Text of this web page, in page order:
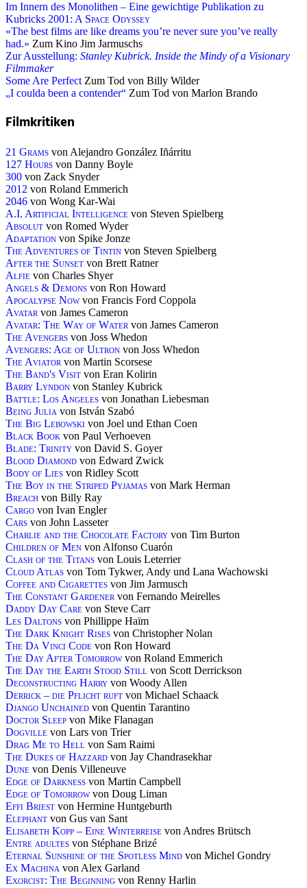
Im Innern des Monolithen – Eine gewichtige Publikation zu
Kubricks 2001: A Space Odyssey
«The best films are like dreams you’re never sure you’ve really
had.» Zum Kino Jim Jarmuschs
Zur Ausstellung: Stanley Kubrick. Inside the Mindy of a Visionary
Filmmaker
Some Are PerfectZum Tod von Billy Wilder
„I coulda been a contender“ Zum Tod von Marlon Brando
Filmkritiken
21 Grams von Alejandro González Iñárritu
127 Hours von Danny Boyle
300 von Zack Snyder
2012 von Roland Emmerich
2046 von Wong Kar-Wai
A.I. Artificial Intelligence von Steven Spielberg
Absolut von Romed Wyder
Adaptation von Spike Jonze
The Adventures of Tintin von Steven Spielberg
After the Sunset von Brett Ratner
Alfie von Charles Shyer
Angels & Demons von Ron Howard
Apocalypse Nowvon Francis Ford Coppola
Avatar von James Cameron
Avatar: The Way of Water von James Cameron
The Avengers von Joss Whedon
Avengers: Age of Ultron von Joss Whedon
The Aviator von Martin Scorsese
The Band's Visit von Eran Kolirin
Barry Lyndon von Stanley Kubrick
Battle: Los Angeles von Jonathan Liebesman
Being Julia von István Szabó
The Big Lebowski von Joel und Ethan Coen
Black Book von Paul Verhoeven
Blade: Trinity von David S. Goyer
Blood Diamond von Edward Zwick
Body of Lies von Ridley Scott
The Boy in the Striped Pyjamas von Mark Herman
Breach von Billy Ray
Cargo von Ivan Engler
Cars von John Lasseter
Charlie and the Chocolate Factory von Tim Burton
Children of Men von Alfonso Cuarón
Clash of the Titans von Louis Leterrier
Cloud Atlas von Tom Tykwer, Andy und Lana Wachowski
Coffee and Cigarettes von Jim Jarmusch
The Constant Gardener von Fernando Meirelles
Daddy Day Care von Steve Carr
Les Daltons von Phillippe Haïm
The Dark Knight Rises von Christopher Nolan
The Da Vinci Code von Ron Howard
The Day After Tomorrowvon Roland Emmerich
The Day the Earth Stood Still von Scott Derrickson
Deconstructing Harry von Woody Allen
Derrick – die Pflicht ruft von Michael Schaack
Django Unchained von Quentin Tarantino
Doctor Sleep von Mike Flanagan
Dogville von Lars von Trier
Drag Me to Hell von Sam Raimi
The Dukes of Hazzard von Jay Chandrasekhar
Dune von Denis Villeneuve
Edge of Darkness von Martin Campbell
Edge of Tomorrowvon Doug Liman
Effi Briest von Hermine Huntgeburth
Elephant von Gus van Sant
Elisabeth Kopp – Eine Winterreise von Andres Brütsch
Entre adultes von Stéphane Brizé
Eternal Sunshine of the Spotless Mind von Michel Gondry
Ex Machina von Alex Garland
Exorcist: The Beginning von Renny Harlin